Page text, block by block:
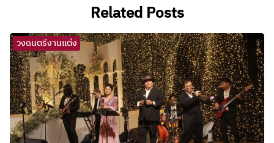
Related Posts
วงดนตรีงานแต่ง